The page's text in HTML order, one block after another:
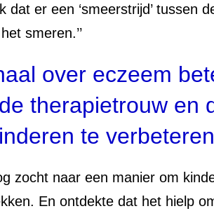
dat er een ‘smeerstrijd’ tussen
smeren.’’
over eczeem
therapietrouw en
te
zocht naar een manier om
En ontdekte dat het hielp